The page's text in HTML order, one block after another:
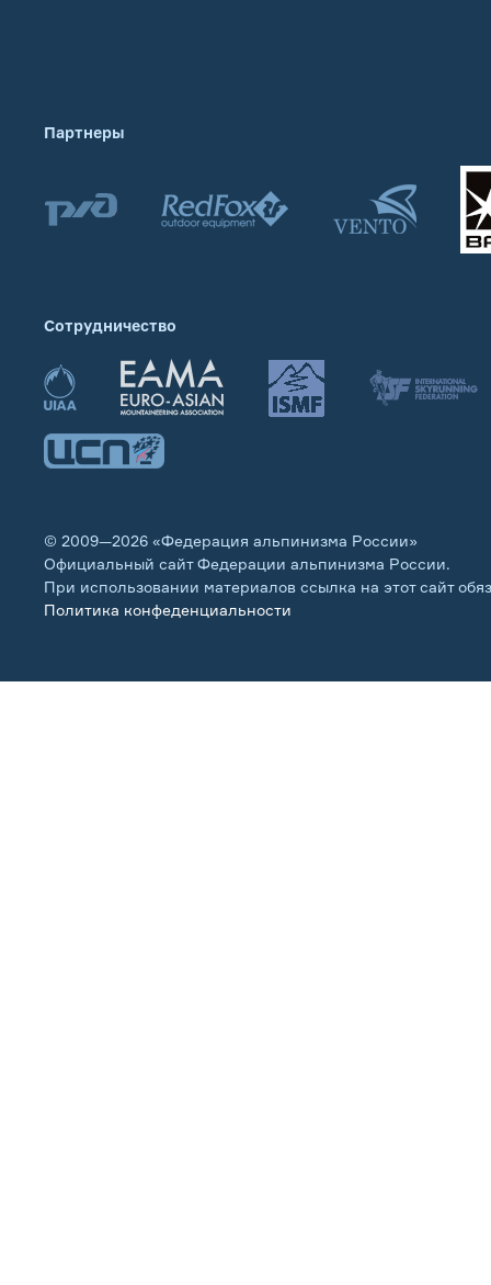
Партнеры
Сотрудничество
© 2009—2026 «Федерация альпинизма России»
Официальный сайт Федерации альпинизма России.
При использовании материалов ссылка на этот сайт
Политика конфеденциальности